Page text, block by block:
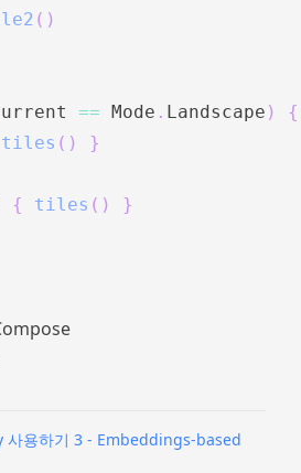
( )
== Mode . Landscape )
{
tiles ( )
}
{ tiles ( )
}
사용하기 3 - Embeddings-based